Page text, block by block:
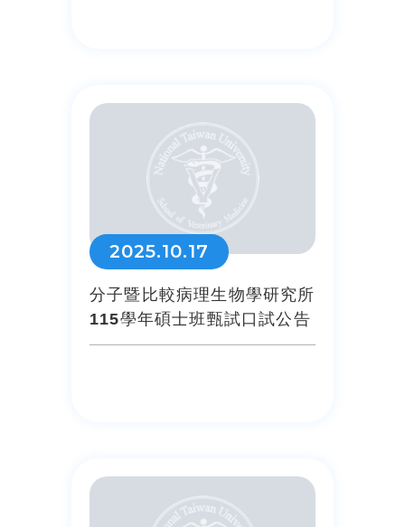
2025.10.17
分子暨比較病理生物學研究所
115學年碩士班甄試口試公告